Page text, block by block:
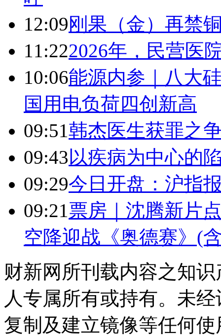
12:09刚果（金）再禁
11:222026年，民营医
10:06能源内参｜八大
国用电负荷四创新高
09:51韩杰医生获罪之
09:43以疾病为中心的
09:29今日开盘：沪指
09:21票房｜沈腾新片
空降迎战《奥德赛》(
财新网所刊载内容之知
人专属所有或持有。未
复制及建立镜像等任何使